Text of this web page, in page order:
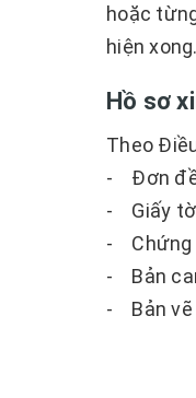
hoặc
hiện xong.
Hồ sơ
Theo
- Đơn đề
- Giấy tờ
- Chứng
- Bản
- Bản vẽ